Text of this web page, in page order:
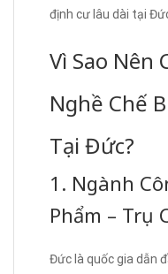
định cư lâu dài tại
Vì Sao Nên
Nghề Chế
Tại Đức?
1. Ngành
Phẩm – Trụ
Đức là quốc gia dẫn